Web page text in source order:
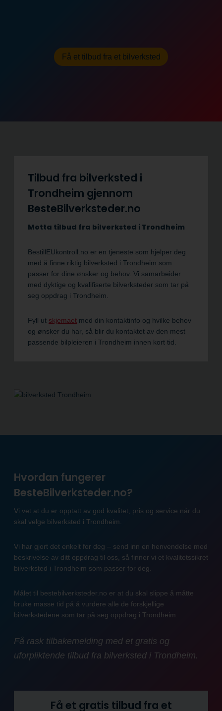
Få et tilbud fra et bilverksted
Tilbud fra bilverksted i
Trondheim gjennom
BesteBilverksteder.no
Motta tilbud fra bilverksted i Trondheim
BestillEUkontroll.no er en tjeneste som hjelper deg
med å finne riktig bilverksted i Trondheim som
passer for dine ønsker og behov. Vi samarbeider
med dyktige og kvalifiserte bilverksteder som tar på
seg oppdrag i Trondheim.
Fyll ut skjemaet med din kontaktinfo og hvilke behov
og ønsker du har, så blir du kontaktet av den mest
passende bilpleieren i Trondheim innen kort tid.
Hvordan fungerer
BesteBilverksteder.no?
Vi vet at du er opptatt av god kvalitet, pris og service når du
skal velge bilverksted i Trondheim.
Vi har gjort det enkelt for deg – send inn en henvendelse med
beskrivelse av ditt oppdrag til oss, så finner vi et kvalitetssikret
bilverksted i Trondheim som passer for deg.
Målet til bestebilverksteder.no er at du skal slippe å måtte
bruke masse tid på å vurdere alle de forskjellige
bilverkstedene som tar på seg oppdrag i Trondheim.
Få rask tilbakemelding med et gratis og
uforpliktende tilbud fra bilverksted i Trondheim.
Få et gratis tilbud fra et